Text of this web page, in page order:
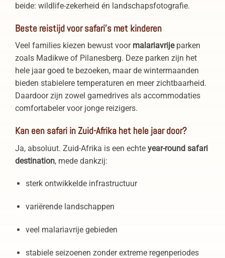
beide: wildlife-zekerheid én landschapsfotografie.
Beste reistijd voor safari’s met kinderen
Veel families kiezen bewust voor malariavrijeparken
zoals Madikwe of Pilanesberg. Deze parken zijn het
hele jaar goed te bezoeken, maar de wintermaanden
bieden stabielere temperaturen en meer zichtbaarheid.
Daardoor zijn zowel gamedrives als accommodaties
comfortabeler voor jonge reizigers.
Kan een safari in Zuid-Afrika het hele jaar door?
Ja, absoluut. Zuid-Afrika is een echte year-round safari
destination, mede dankzij:
sterk ontwikkelde infrastructuur
variërende landschappen
veel malariavrije gebieden
stabiele seizoenen zonder extreme regenperiodes